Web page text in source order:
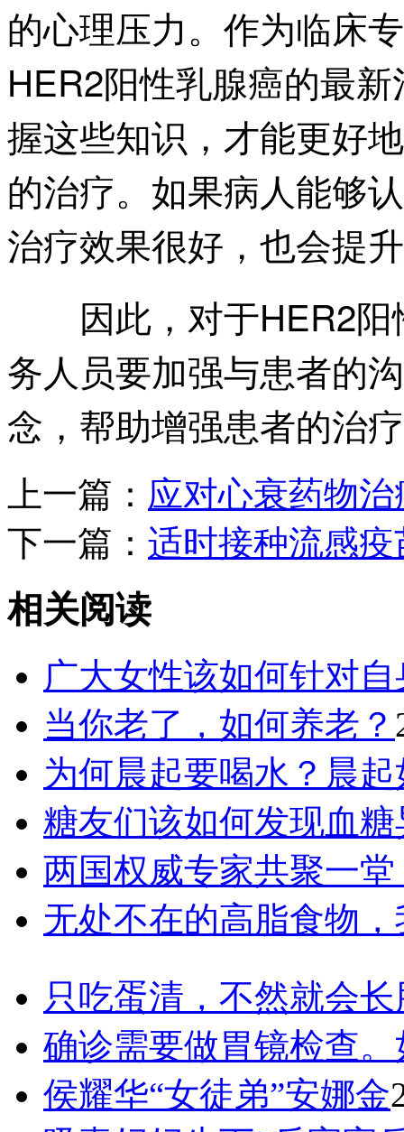
的心理压力。作为临床
HER2阳性乳腺癌的最
握这些知识，才能更好
的治疗。如果病人能够
治疗效果很好，也会提
因此，对于HER2阳
务人员要加强与患者的
念，帮助增强患者的治
上一篇： 应对心衰药物
下一篇： 适时接种流感
相关阅读
广大女性该如何针对自
当你老了，如何养老？
为何晨起要喝水？晨起
糖友们该如何发现血糖
两国权威专家共聚一堂
无处不在的高脂食物，
只吃蛋清，不然就会长
确诊需要做胃镜检查。
侯耀华“女徒弟”安娜金